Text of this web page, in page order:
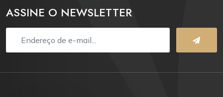
ASSINE O NEWSLETTER